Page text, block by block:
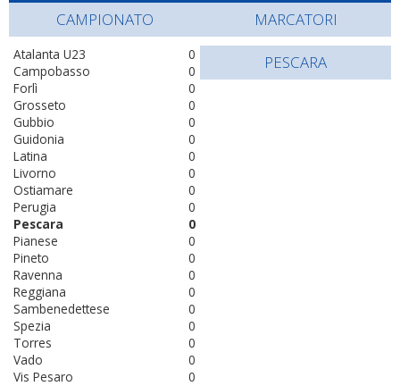
CAMPIONATO
0
Atalanta U23
0
Campobasso
0
Forlì
0
Grosseto
0
Gubbio
0
Guidonia
0
Latina
0
Livorno
0
Ostiamare
0
Perugia
0
Pescara
0
Pianese
0
Pineto
0
Ravenna
0
Reggiana
0
Sambenedettese
0
Spezia
0
Torres
0
Vado
0
Vis Pesaro
MARCATORI
PESCARA